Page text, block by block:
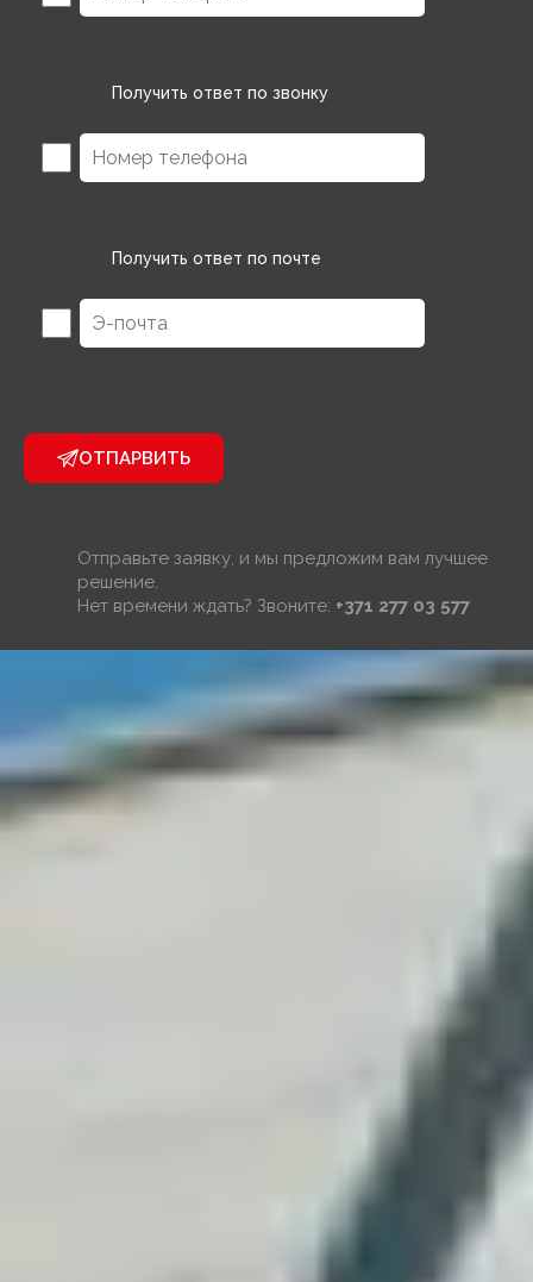
Получить ответ по звонку
Получить ответ по почте
ОТПАРВИТЬ
Отправьте заявку, и мы предложим вам лучшее
решение.
Нет времени ждать? Звоните: +371 277 03 577